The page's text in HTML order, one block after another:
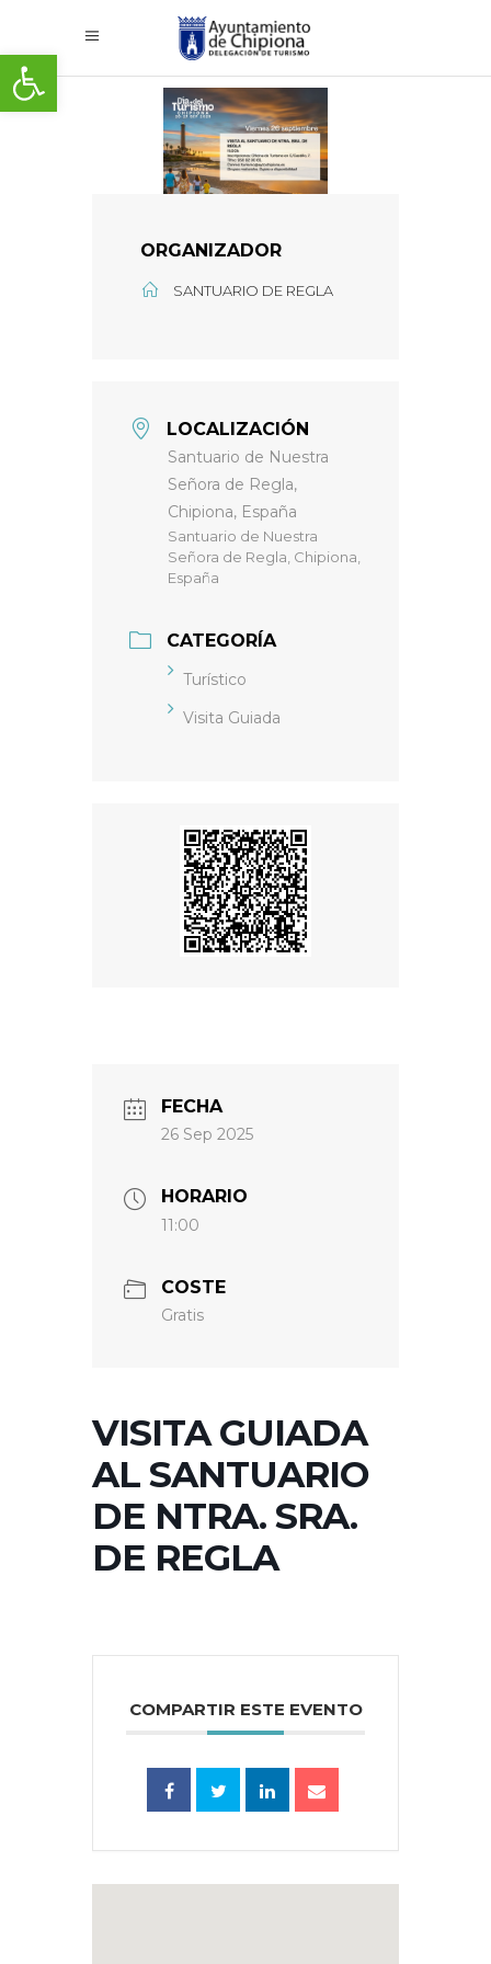
Abrir barra de herramientas
ORGANIZADOR
SANTUARIO DE REGLA
LOCALIZACIÓN
Santuario de Nuestra
Señora de Regla,
Chipiona, España
Santuario de Nuestra
Señora de Regla, Chipiona,
España
CATEGORÍA
Turístico
Visita Guiada
FECHA
26 Sep 2025
HORARIO
11:00
COSTE
Gratis
VISITA GUIADA
AL SANTUARIO
DE NTRA. SRA.
DE REGLA
COMPARTIR ESTE EVENTO